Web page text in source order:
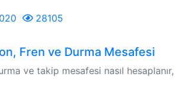
28105
Fren ve Durma Mesafesi
ve takip mesafesi nasıl hesaplanır,